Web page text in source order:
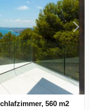
560 m2